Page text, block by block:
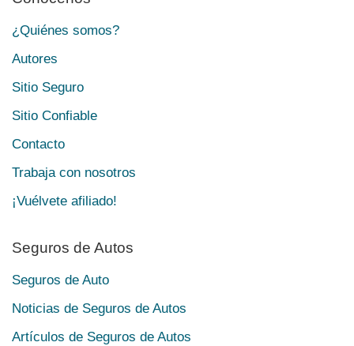
¿Quiénes somos?
Autores
Sitio Seguro
Sitio Confiable
Contacto
Trabaja con nosotros
¡Vuélvete afiliado!
Seguros de Autos
Seguros de Auto
Noticias de Seguros de Autos
Artículos de Seguros de Autos